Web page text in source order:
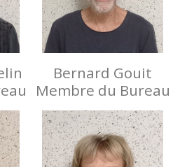
Bernard Gouit
Membre du Bureau